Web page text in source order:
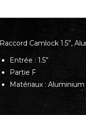
Raccord Camlock 1.5”,
Entrée : 1.5”
Partie F
Matériaux : Aluminium